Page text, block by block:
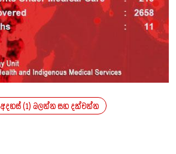
අදහස් (1) බලන්න සහ දක්වන්න